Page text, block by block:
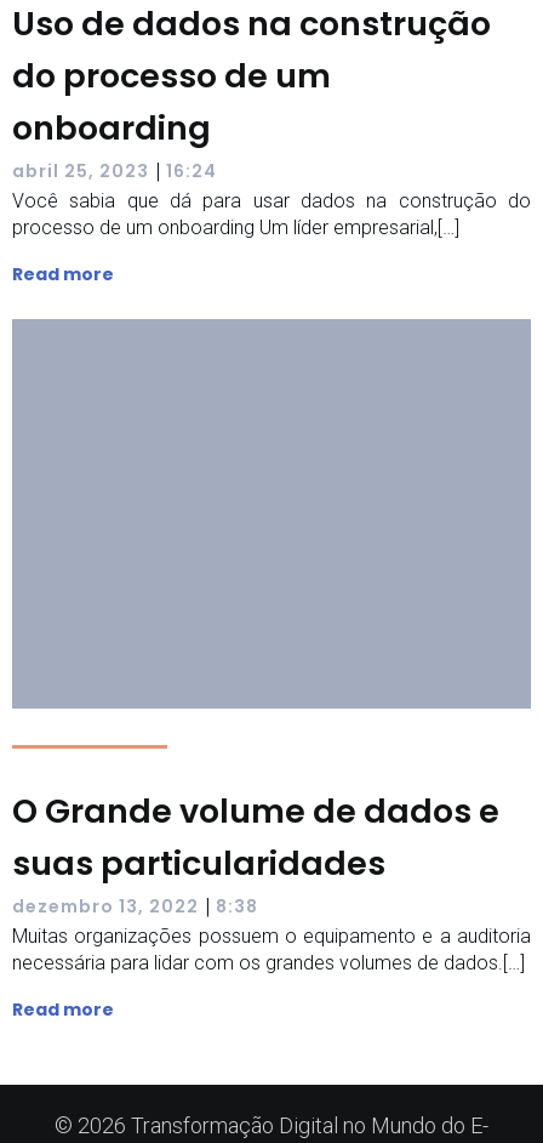
Uso de dados na construção
do processo de um
onboarding
abril 25, 2023 | 16:24
Você sabia que dá para usar dados na construção do
processo de um onboarding Um líder empresarial,[…]
Read more
O Grande volume de dados e
suas particularidades
dezembro 13, 2022 | 8:38
Muitas organizações possuem o equipamento e a auditoria
necessária para lidar com os grandes volumes de dados.[…]
Read more
© 2026 Transformação Digital no Mundo do E-